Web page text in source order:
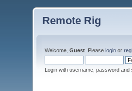
Remote Rig
Welcome,Guest . Pleaselogin or
Login with username, password and